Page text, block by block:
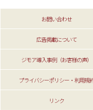
お問い合わせ
広告掲載について
ジモア導入事例（お客様の声）
プライバシーポリシー・利用規
リンク